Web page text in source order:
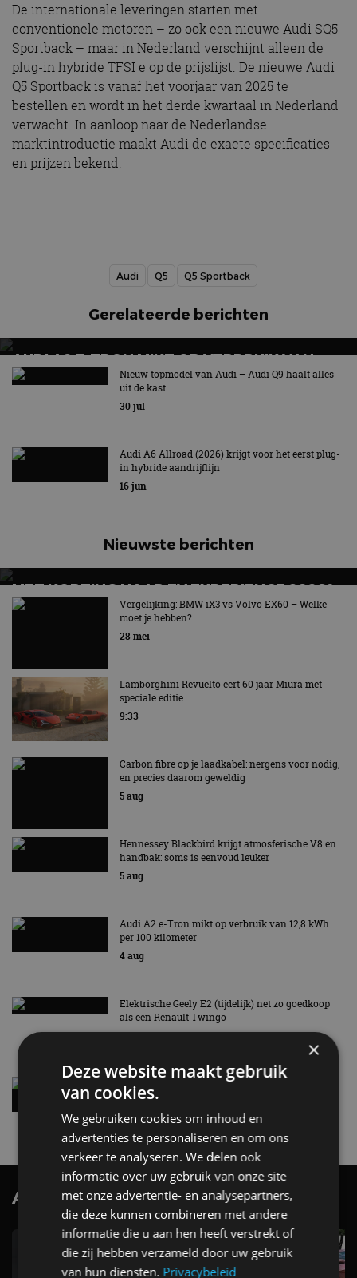
De internationale leveringen starten met
conventionele motoren – zo ook een nieuwe Audi SQ5
Sportback – maar in Nederland verschijnt alleen de
plug-in hybride TFSI e op de prijslijst. De nieuwe Audi
Q5 Sportback is vanaf het voorjaar van 2025 te
bestellen en wordt in het derde kwartaal in Nederland
verwacht. In aanloop naar de Nederlandse
marktintroductie maakt Audi de exacte specificaties
en prijzen bekend.
Audi Q5 Q5 Sportback
Gerelateerde berichten
AUDI A2 E-TRON MIKT OP VERBRUIK VAN
12,8 KWH PER 100 KILOMETER
Nieuw topmodel van Audi – Audi Q9 haalt alles
uit de kast
30 jul
Audi A6 Allroad (2026) krijgt voor het eerst plug-
in hybride aandrijflijn
16 jun
Nieuwste berichten
MET KORTING NAAR EV EXPERIENCE 2026?
AUTORAI REGELT HET!
EV Experience 2026 van 24 tot 26 september
Vergelijking: BMW iX3 vs Volvo EX60 – Welke
moet je hebben?
28 mei
Lamborghini Revuelto eert 60 jaar Miura met
speciale editie
9:33
Carbon fibre op je laadkabel: nergens voor nodig,
en precies daarom geweldig
5 aug
Hennessey Blackbird krijgt atmosferische V8 en
handbak: soms is eenvoud leuker
5 aug
Audi A2 e-Tron mikt op verbruik van 12,8 kWh
per 100 kilometer
4 aug
Elektrische Geely E2 (tijdelijk) net zo goedkoop
als een Renault Twingo
4 aug
Vernieuwde Hyundai Ioniq 6 rijdt tot 680
kilometer en wordt goedkoper
4 aug
AutoRAI.nl TV SUBSCRIBE
×
Deze website maakt gebruik
van cookies.
We gebruiken cookies om inhoud en
advertenties te personaliseren en om ons
verkeer te analyseren. We delen ook
informatie over uw gebruik van onze site
met onze advertentie- en analysepartners,
die deze kunnen combineren met andere
informatie die u aan hen heeft verstrekt of
die zij hebben verzameld door uw gebruik
van hun diensten. Privacybeleid